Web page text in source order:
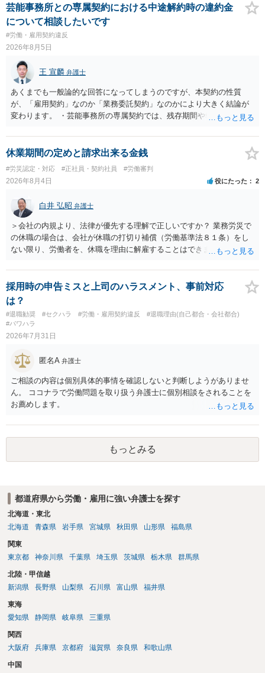
解雇という処分が社会通念上相当と認められない限り、解雇は無効で
す。 結局、貴殿のネット炎上の内容や原因、勤務先に与えた影響な
どを具体的に検討しなければ、何とも申し上げることができません。
また、育児休業法関係の問題もあるかもしれません。 ある程度労働
法に関する専門的な知識が必要な事案ですので、一度、お近くの弁護
士にご相談下さい。
芸能事務所との専属契約における中途解約時の違約金
について相談したいです
#労働・雇用契約違反
2026年8月5日
王 宣麟 弁護士
あくまでも一般論的な回答になってしまうのですが、本契約の性質
が、「雇用契約」なのか「業務委託契約」なのかにより大きく結論が
変わります。 ・芸能事務所の専属契約では、残存期間や報酬額、投下
務上よくあるからといって当然に適法という意味ではなく、実際の損
害との対応関係や合理性が重要です。 ・違約金に上限がなくても、常
に有効になるわけではありません。契約が労働契約に近い実態なら労
基法16条で無効となる余地があり、そうでなくても、金額が事務所の
損害と比べて過大なら無効や減額が争点になります。 ・契約前の修正
交渉は一般的です。 交渉の方向としては、上限額を設ける、実損害ベ
ースにする、算定根拠を明確化する、違約金ではなく「合理的な実
費・未回収費用のみ」に限定する、などが典型です。 ・弁護士に契約
前に契約書の内容をレビューしてもらう価値は十分にあると思われま
す。 争点は、契約類型が雇用か業務委託か、実態として労働者性があ
るか、解除事由が双方にどう定められているか、違約金の算定根拠が
合理的か、という複数論点に分かれます。契約前なら、交渉のパワー
バランスの問題もありますが、修正余地があるうえ、後から争うより
コストを抑えやすいので、資料等を持参の上弁護士に確認されること
をお勧めします。 ・事務所側の解除でも、解除理由によってはタレン
ト側に損害賠償が発生する建付けになっていることはあります。ただ
し、事務所側が一方的に解除したのにタレントへ違約金を課す設計
は、合理性や対価性を欠くとして争いやすいです。逆に、タレント側
の重大な契約違反がある場合は、実損害の範囲で請求される可能性は
あります。
休業期間の定めと請求出来る金銭
#労災認定・対応 #正社員・契約社員 #労働審判
2026年8月4日 役にたった 2
白井 弘昭 弁護士
＞会社の内規より、法律が優先する理解で正しいですか？ 業務労災で
の休職の場合は、会社が休職の打切り補償（労働基準法８１条）をし
ない限り、労働者を、休職を理由に解雇することはできません（労働
期間満了による退職は、業務労災への適用はありませんので、ご安心
ください。 仮に会社が打切り補償をせずに解雇した場合は、不当解雇
に当たります。 ＞労災の休業補償と、所得補償保険の保険金とは別
に、受け取れる金銭はありますでしょうか？ 業務労災の場合は、会社
の安全配慮義務違反が認められると解されますので、会社の損害賠償
責任（治療費、通院慰謝料、入院費、入院慰謝料、後遺障害慰謝料、
災での第三者行為傷害（同僚の不注意等による事故）の場合は、当該
第三者の賠償責任も考えられます。 労災で支払われた分は、損害額か
ら控除（損益相殺）されますが、それを超えた部分は、会社もしく
は、第三者から支払ってもらうことになります。 会社等との交渉が必
要になると思います（良い会社でしたら、自ら話してくると思います
の弁護士にご相談ください。 以上、ご参考まで。
採用時の申告ミスと上司のハラスメント、事前対応
は？
#退職勧奨 #セクハラ #労働・雇用契約違反
#退職理由(自己都合・会社都合)
#パワハラ
2026年7月31日
匿名A 弁護士
ご相談の内容は個別具体的事情を確認しないと判断しようがありませ
ん。 ココナラで労働問題を取り扱う弁護士に個別相談をされることを
お薦めします。
もっとみる
都道府県から労働・雇用に強い弁護士を探す
北海道・東北
北海道
青森県 岩手県 宮城県 秋田県 山形県 福島県
関東
東京都
神奈川県 千葉県 埼玉県 茨城県 栃木県 群馬県
北陸・甲信越
新潟県
長野県 山梨県 石川県 富山県 福井県
東海
愛知県
静岡県 岐阜県 三重県
関西
大阪府
兵庫県 京都府 滋賀県 奈良県 和歌山県
中国